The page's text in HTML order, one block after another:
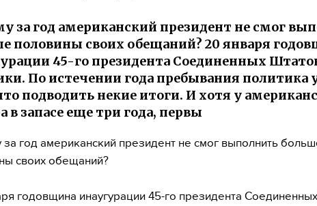
за год американский президент не смог
половины своих обещаний? 20 января
45-го президента Соединенных
По истечении года пребывания политика
подводить некие итоги. И хотя у
в запасе еще три года, первы
год американский президент не смог выполнить
своих обещаний?
годовщина инаугурации 45-го президента